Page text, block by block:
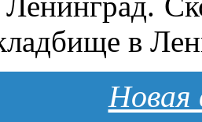
в
Новая